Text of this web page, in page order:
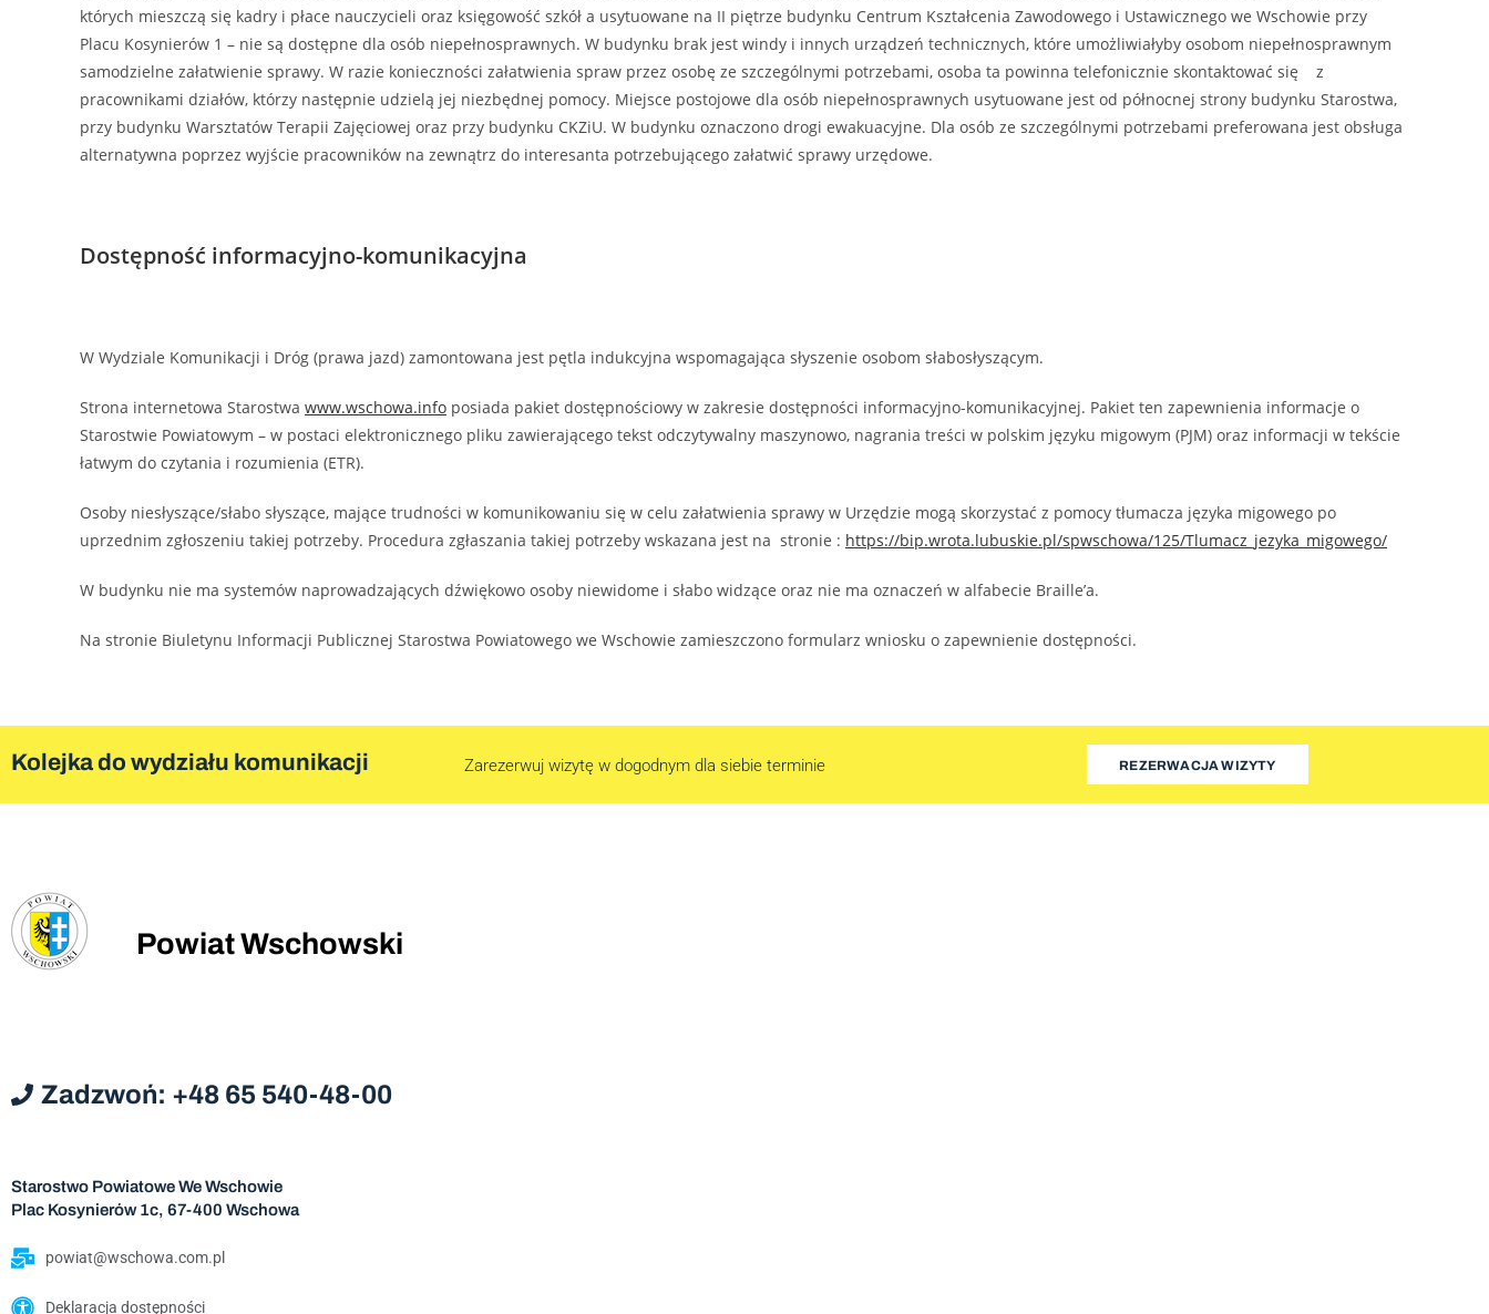
których mieszczą się kadry i płace nauczycieli oraz księgowość szkół a usytuowane na II piętrze budynku Centrum Kształcenia Zawodowego i Ustawicznego we Wschowie przy
Placu Kosynierów 1 – nie są dostępne dla osób niepełnosprawnych. W budynku brak jest windy i innych urządzeń technicznych, które umożliwiałyby osobom niepełnosprawnym
samodzielne załatwienie sprawy. W razie konieczności załatwienia spraw przez osobę ze szczególnymi potrzebami, osoba ta powinna telefonicznie skontaktować się z
pracownikami działów, którzy następnie udzielą jej niezbędnej pomocy. Miejsce postojowe dla osób niepełnosprawnych usytuowane jest od północnej strony budynku Starostwa,
przy budynku Warsztatów Terapii Zajęciowej oraz przy budynku CKZiU. W budynku oznaczono drogi ewakuacyjne. Dla osób ze szczególnymi potrzebami preferowana jest obsługa
alternatywna poprzez wyjście pracowników na zewnątrz do interesanta potrzebującego załatwić sprawy urzędowe.
Dostępność informacyjno-komunikacyjna
W Wydziale Komunikacji i Dróg (prawa jazd) zamontowana jest pętla indukcyjna wspomagająca słyszenie osobom słabosłyszącym.
Strona internetowa Starostwa www.wschowa.info posiada pakiet dostępnościowy w zakresie dostępności informacyjno-komunikacyjnej. Pakiet ten zapewnienia informacje o
Starostwie Powiatowym – w postaci elektronicznego pliku zawierającego tekst odczytywalny maszynowo, nagrania treści w polskim języku migowym (PJM) oraz informacji w tekście
łatwym do czytania i rozumienia (ETR).
Osoby niesłyszące/słabo słyszące, mające trudności w komunikowaniu się w celu załatwienia sprawy w Urzędzie mogą skorzystać z pomocy tłumacza języka migowego po
uprzednim zgłoszeniu takiej potrzeby. Procedura zgłaszania takiej potrzeby wskazana jest na stronie : https://bip.wrota.lubuskie.pl/spwschowa/125/Tlumacz_jezyka_migowego/
W budynku nie ma systemów naprowadzających dźwiękowo osoby niewidome i słabo widzące oraz nie ma oznaczeń w alfabecie Braille’a.
Na stronie Biuletynu Informacji Publicznej Starostwa Powiatowego we Wschowie zamieszczono formularz wniosku o zapewnienie dostępności.
Kolejka do wydziału komunikacji Zarezerwuj wizytę w dogodnym dla siebie terminie REZERWACJA WIZYTY
Powiat Wschowski
Zadzwoń: +48 65 540-48-00
Starostwo Powiatowe We Wschowie
Plac Kosynierów 1c, 67-400 Wschowa
powiat@wschowa.com.pl
Deklaracja dostępności